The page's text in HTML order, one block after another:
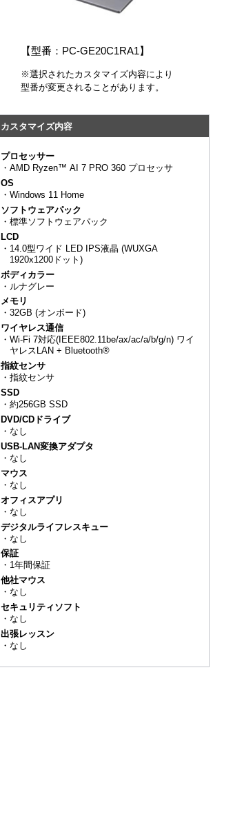
【型番：PC-GE20C1RA1】
※選択されたカスタマイズ内容により
型番が変更されることがあります。
カスタマイズ内容
プロセッサー
・ AMD Ryzen™ AI 7 PRO 360 プロセッサ
OS
・ Windows 11 Home
ソフトウェアパック
・ 標準ソフトウェアパック
LCD
・ 14.0型ワイド LED IPS液晶 (WUXGA
1920x1200ドット)
ボディカラー
・ ルナグレー
メモリ
・ 32GB (オンボード)
ワイヤレス通信
・ Wi-Fi 7対応(IEEE802.11be/ax/ac/a/b/g/n) ワイ
ヤレスLAN + Bluetooth®
指紋センサ
・ 指紋センサ
SSD
・ 約256GB SSD
DVD/CDドライブ
・ なし
USB-LAN変換アダプタ
・ なし
マウス
・ なし
オフィスアプリ
・ なし
デジタルライフレスキュー
・ なし
保証
・ 1年間保証
他社マウス
・ なし
セキュリティソフト
・ なし
出張レッスン
・ なし